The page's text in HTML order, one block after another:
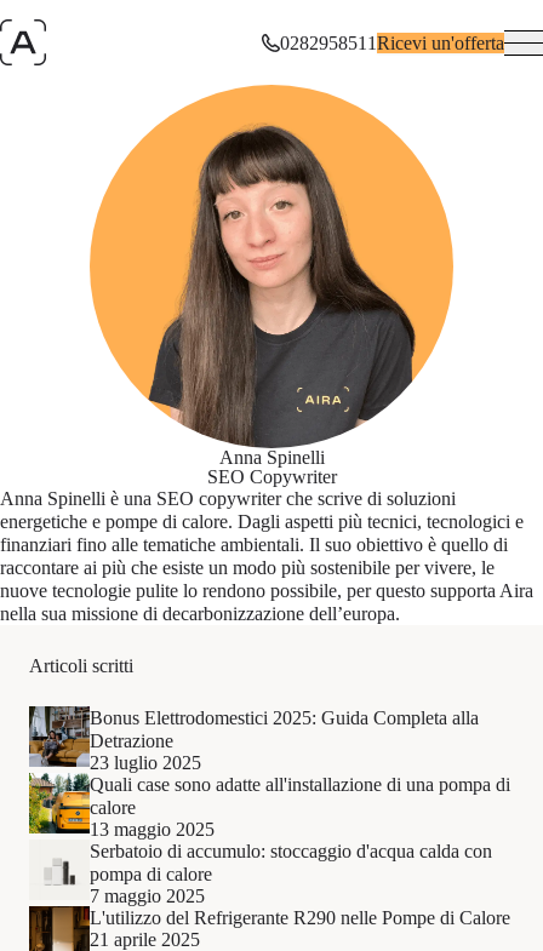
0282958511Ricevi un'offerta
Anna Spinelli
SEO Copywriter
Anna Spinelli è una SEO copywriter che scrive di soluzioni
energetiche e pompe di calore. Dagli aspetti più tecnici, tecnologici e
finanziari fino alle tematiche ambientali. Il suo obiettivo è quello di
raccontare ai più che esiste un modo più sostenibile per vivere, le
nuove tecnologie pulite lo rendono possibile, per questo supporta Aira
nella sua missione di decarbonizzazione dell’europa.
Articoli scritti
Bonus Elettrodomestici 2025: Guida Completa alla
Detrazione
23 luglio 2025
Quali case sono adatte all'installazione di una pompa di
calore
13 maggio 2025
Serbatoio di accumulo: stoccaggio d'acqua calda con
pompa di calore
7 maggio 2025
L'utilizzo del Refrigerante R290 nelle Pompe di Calore
21 aprile 2025